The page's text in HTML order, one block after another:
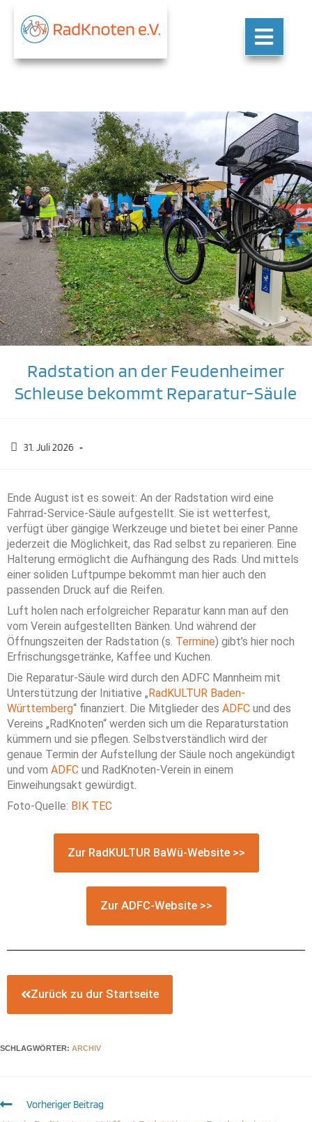
Radstation an der Feudenheimer
Schleuse bekommt Reparatur-Säule
31. Juli 2026
Ende August ist es soweit: An der Radstation wird eine
Fahrrad-Service-Säule aufgestellt. Sie ist wetterfest,
verfügt über gängige Werkzeuge und bietet bei einer Panne
jederzeit die Möglichkeit, das Rad selbst zu reparieren. Eine
Halterung ermöglicht die Aufhängung des Rads. Und mittels
einer soliden Luftpumpe bekommt man hier auch den
passenden Druck auf die Reifen.
Luft holen nach erfolgreicher Reparatur kann man auf den
vom Verein aufgestellten Bänken. Und während der
Öffnungszeiten der Radstation (s. Termine) gibt’s hier noch
Erfrischungsgetränke, Kaffee und Kuchen.
Die Reparatur-Säule wird durch den ADFC Mannheim mit
Unterstützung der Initiative „RadKULTUR Baden-
Württemberg“ finanziert. Die Mitglieder des ADFC und des
Vereins „RadKnoten“ werden sich um die Reparaturstation
kümmern und sie pflegen. Selbstverständlich wird der
genaue Termin der Aufstellung der Säule noch angekündigt
und vom ADFC und RadKnoten-Verein in einem
Einweihungsakt gewürdigt.
Foto-Quelle: BIK TEC
Zur RadKULTUR BaWü-Website >>
Zur ADFC-Website >>
Zurück zu dur Startseite
SCHLAGWÖRTER: ARCHIV
Vorheriger Beitrag